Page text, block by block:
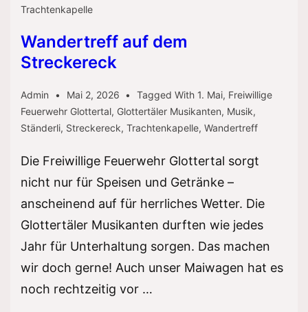
Trachtenkapelle
Wandertreff auf dem
Streckereck
Admin Mai 2, 2026 Tagged With 1. Mai, Freiwillige
Feuerwehr Glottertal, Glottertäler Musikanten, Musik,
Ständerli, Streckereck, Trachtenkapelle, Wandertreff
Die Freiwillige Feuerwehr Glottertal sorgt
nicht nur für Speisen und Getränke –
anscheinend auf für herrliches Wetter. Die
Glottertäler Musikanten durften wie jedes
Jahr für Unterhaltung sorgen. Das machen
wir doch gerne! Auch unser Maiwagen hat es
noch rechtzeitig vor …